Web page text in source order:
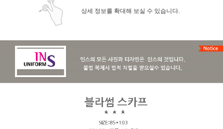
상세 정보를 확대해 보실 수 있습니다.